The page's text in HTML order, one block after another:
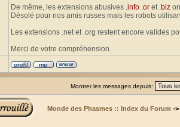
De même, les extensions abusives .info .or et .biz
Désolé pour nos amis russes mais les robots
Les extensions .net et .org restent encore valides
Merci de votre compréhension.
Montrer les messages depuis:
Monde des Phasmes :: Index du Forum ->